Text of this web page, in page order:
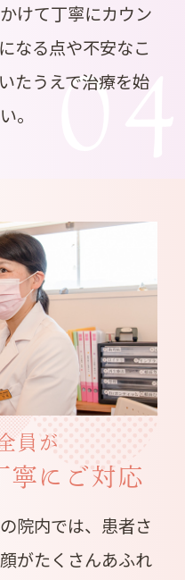
けて丁寧にカウン
なる点や不安なこ
たうえで治療を始
。
員が
寧にご対応
院内では、患者さ
がたくさんあふれ